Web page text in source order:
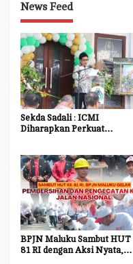
News Feed
Sekda Sadali : ICMI
Diharapkan Perkuat
BPJN Maluku Sambut HUT
81 RI dengan Aksi Nyata,